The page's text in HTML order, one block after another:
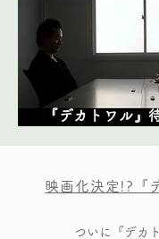
『デカトワル』
映画化決定!?『
ついに『デカ